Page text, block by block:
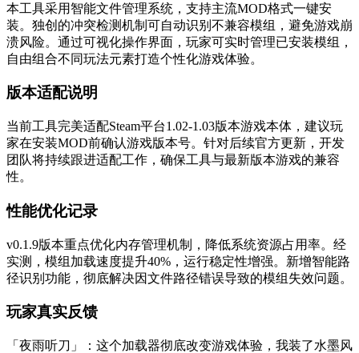
本工具采用智能文件管理系统，支持主流MOD格式一键安
装。独创的冲突检测机制可自动识别不兼容模组，避免游戏崩
溃风险。通过可视化操作界面，玩家可实时管理已安装模组，
自由组合不同玩法元素打造个性化游戏体验。
版本适配说明
当前工具完美适配Steam平台1.02-1.03版本游戏本体，建议玩
家在安装MOD前确认游戏版本号。针对后续官方更新，开发
团队将持续跟进适配工作，确保工具与最新版本游戏的兼容
性。
性能优化记录
v0.1.9版本重点优化内存管理机制，降低系统资源占用率。经
实测，模组加载速度提升40%，运行稳定性增强。新增智能路
径识别功能，彻底解决因文件路径错误导致的模组失效问题。
玩家真实反馈
「夜雨听刀」：这个加载器彻底改变游戏体验，我装了水墨风